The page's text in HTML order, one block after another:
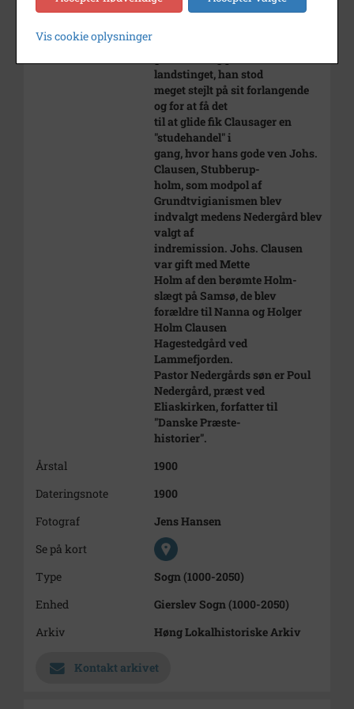
at"indremission" inden for
landstinget, han stod
meget stejlt på sit forlangende
og for at få det
til at glide fik Clausager en
"studehandel" i
gang, hvor hans gode ven Johs.
Clausen, Stubberup-
holm, som modpol af
Grundtvigianismen blev
indvalgt medens Nedergård blev
valgt af
indremission. Johs. Clausen
var gift med Mette
Holm af den berømte Holm-
slægt på Samsø, de blev
forældre til Nanna og Holger
Holm Clausen
Hagestedgård ved
Lammefjorden.
Pastor Nedergårds søn er Poul
Nedergård, præst ved
Eliaskirken, forfatter til
"Danske Præste-
historier".
Årstal
1900
Dateringsnote
1900
Fotograf
Jens Hansen
Se på kort
Type
Sogn (1000-2050)
Enhed
Gierslev Sogn (1000-2050)
Arkiv
Høng Lokalhistoriske Arkiv
Kontakt arkivet
Vis cookie oplysninger